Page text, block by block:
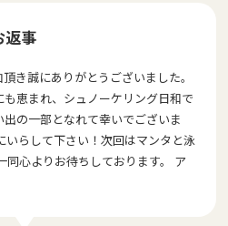
返事
き誠にありがとうございました。
恵まれ、シュノーケリング日和で
の一部となれて幸いでございま
いらして下さい！次回はマンタと泳
同心よりお待ちしております。 ア